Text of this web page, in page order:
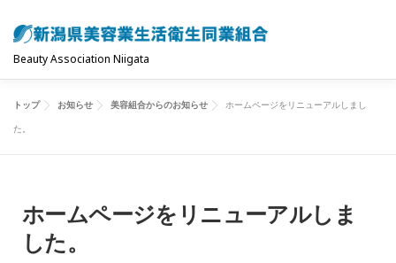
ン
Beauty Association Niigata
トップ 組合について 組合の主な事業
トップ お知らせ 美容組合からのお知らせ
ホームページをリニューアルしまし
た。
ホームページをリニューアルしま
した。